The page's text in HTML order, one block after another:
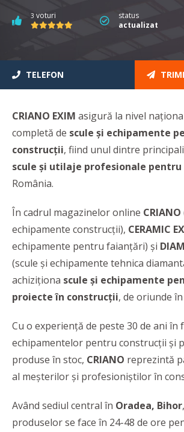
3 voturi
status
actualizat
TELEFON
CRIANO EXIM asigură la nivel
completă de scule și echipamente
construcții, fiind unul dintre
scule și utilaje profesionale
România.
În cadrul magazinelor online CRIANO
echipamente construcții), CERAMIC
echipamente pentru faianțări) și
(scule și echipamente tehnica
achiziționa scule și echipamente
proiecte în construcții, de oriunde
Cu o experiență de peste 30 de ani în
echipamentelor pentru construcții și
produse în stoc, CRIANO reprezintă
al meșterilor și profesioniștilor în
Având sediul central în Oradea, Bihor
produselor se face în 24-48 de ore